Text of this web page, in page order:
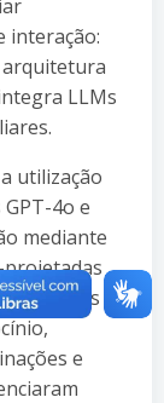
interação:
LLMs
utilização
4o e
mediante
critérios de
e